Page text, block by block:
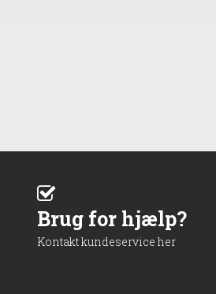
Nice-model. Det anbefales at
sig mere glidende og uden unødig
Brug for hjælp?
Kontakt kundeservice her